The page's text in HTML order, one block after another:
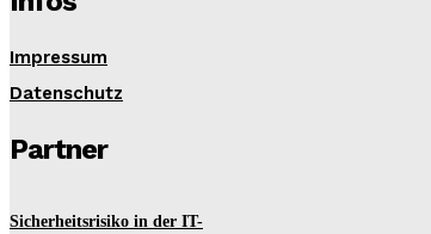
Impressum
Datenschutz
Partner
Sicherheitsrisiko in der IT-